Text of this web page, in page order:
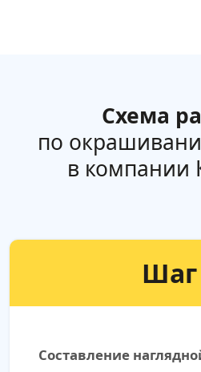
Схема
по
в компании
Шаг
Составление